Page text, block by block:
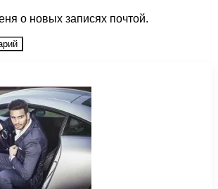
о новых записях почтой.